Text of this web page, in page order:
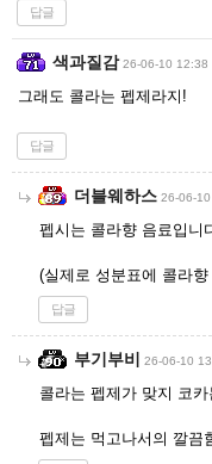
답글
색과질감 26-06-10 12:38
그래도 콜라는 펩제라지!
답글
더블웨하스 26-06-
펩시는 콜라향 음료입니
(실제로 성분표에 콜라
답글
부기부비 26-06-10
콜라는 펩제가 맞지 코
펩제는 먹고나서의 깔끔